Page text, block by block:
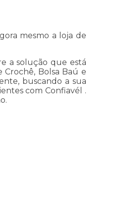
mesmo a loja de
a solução que está
Crochê, Bolsa Baú e
buscando a sua
com Confiavél .